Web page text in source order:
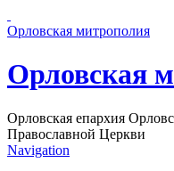
Орловская митрополия
Орловская
Орловская епархия
Православной Церкви
Navigation